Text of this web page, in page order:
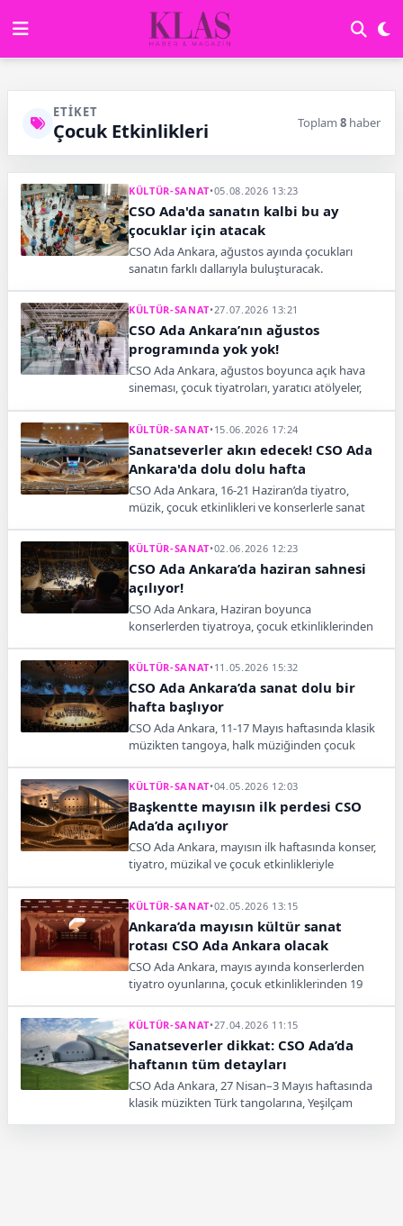
ETIKET
Çocuk Etkinlikleri Toplam 8 haber
KÜLTÜR-SANAT•05.08.2026 13:23
CSO Ada'da sanatın kalbi bu ay
çocuklar için atacak
CSO Ada Ankara, ağustos ayında çocukları
sanatın farklı dallarıyla buluşturacak.
sanatseverleri bekliyor.
KÜLTÜR-SANAT•27.07.2026 13:21
CSO Ada Ankara’nın ağustos
programında yok yok!
CSO Ada Ankara, ağustos boyunca açık hava
sineması, çocuk tiyatroları, yaratıcı atölyeler,
ağırlayacak.
KÜLTÜR-SANAT•15.06.2026 17:24
Sanatseverler akın edecek! CSO Ada
Ankara'da dolu dolu hafta
CSO Ada Ankara, 16-21 Haziran’da tiyatro,
müzik, çocuk etkinlikleri ve konserlerle sanat
KÜLTÜR-SANAT•02.06.2026 12:23
CSO Ada Ankara’da haziran sahnesi
açılıyor!
CSO Ada Ankara, Haziran boyunca
konserlerden tiyatroya, çocuk etkinliklerinden
programıyla sanatseverleri ağırlayacak.
KÜLTÜR-SANAT•11.05.2026 15:32
CSO Ada Ankara’da sanat dolu bir
hafta başlıyor
CSO Ada Ankara, 11-17 Mayıs haftasında klasik
müzikten tangoya, halk müziğinden çocuk
Başkent’te sanat temposunu yükseltecek.
KÜLTÜR-SANAT•04.05.2026 12:03
Başkentte mayısın ilk perdesi CSO
Ada’da açılıyor
CSO Ada Ankara, mayısın ilk haftasında konser,
tiyatro, müzikal ve çocuk etkinlikleriyle
KÜLTÜR-SANAT•02.05.2026 13:15
Ankara’da mayısın kültür sanat
rotası CSO Ada Ankara olacak
CSO Ada Ankara, mayıs ayında konserlerden
tiyatro oyunlarına, çocuk etkinliklerinden 19
takvimiyle başkentte sanatın merkezi olacak.
KÜLTÜR-SANAT•27.04.2026 11:15
Sanatseverler dikkat: CSO Ada’da
haftanın tüm detayları
CSO Ada Ankara, 27 Nisan–3 Mayıs haftasında
klasik müzikten Türk tangolarına, Yeşilçam